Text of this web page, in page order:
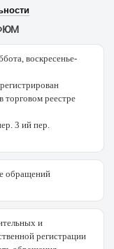
воскресенье-
торговом реестре
3 ий пер.
обращений
и
регистрации